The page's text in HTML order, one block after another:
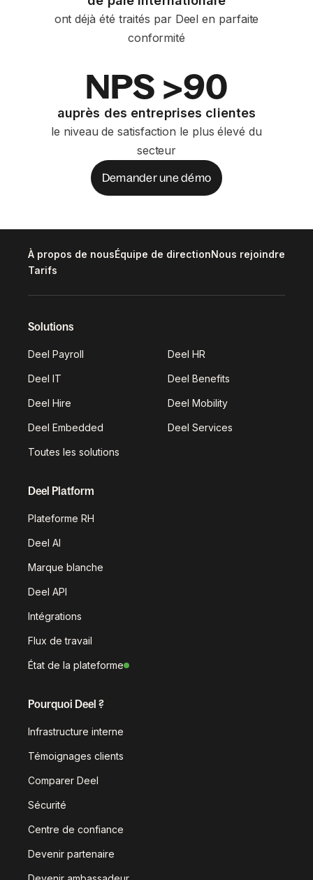
ont déjà été traités par Deel en parfaite
conformité
NPS >90
auprès des entreprises clientes
le niveau de satisfaction le plus élevé du
secteur
Demander une démo
À propos de nousÉquipe de directionNous rejoindre
Tarifs
Solutions
Deel Payroll Deel HR
Deel IT Deel Benefits
Deel Hire Deel Mobility
Deel Embedded Deel Services
Toutes les solutions
Deel Platform
Plateforme RH
Deel AI
Marque blanche
Deel API
Intégrations
Flux de travail
État de la plateforme
Pourquoi Deel ?
Infrastructure interne
Témoignages clients
Comparer Deel
Sécurité
Centre de confiance
Devenir partenaire